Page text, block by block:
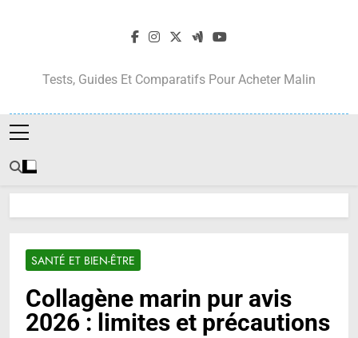
Tests, Guides Et Comparatifs Pour Acheter Malin
SANTÉ ET BIEN-ÊTRE
Collagène marin pur avis
2026 : limites et précautions